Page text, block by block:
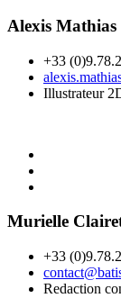
Alexis Mathias
+33
Illustrateur
Murielle
+33
Redaction